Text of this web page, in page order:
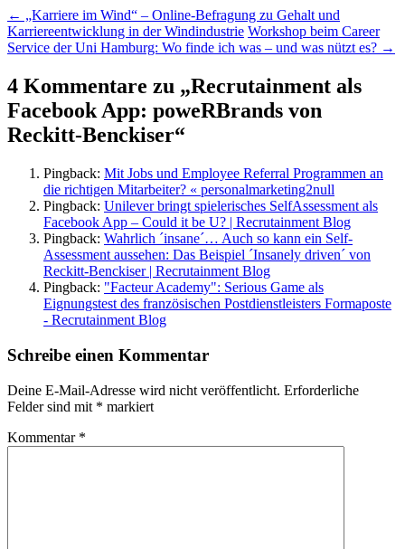
Beitragsnavigation
← „Karriere im Wind“ – Online-Befragung zu Gehalt und
Karriereentwicklung in der Windindustrie Workshop beim Career
Service der Uni Hamburg: Wo finde ich was – und was nützt es? →
4 Kommentare zu „Recrutainment als
Facebook App: poweRBrands von
Reckitt-Benckiser“
Pingback: Mit Jobs und Employee Referral Programmen an
die richtigen Mitarbeiter? « personalmarketing2null
Pingback: Unilever bringt spielerisches SelfAssessment als
Facebook App – Could it be U? | Recrutainment Blog
Pingback: Wahrlich ´insane´… Auch so kann ein Self-
Assessment aussehen: Das Beispiel ´Insanely driven´ von
Reckitt-Benckiser | Recrutainment Blog
Pingback: "Facteur Academy": Serious Game als
Eignungstest des französischen Postdienstleisters Formaposte
- Recrutainment Blog
Schreibe einen Kommentar
Deine E-Mail-Adresse wird nicht veröffentlicht. Erforderliche
Felder sind mit * markiert
Kommentar *